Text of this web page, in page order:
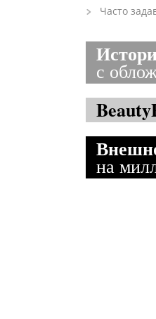
Часто
с
на